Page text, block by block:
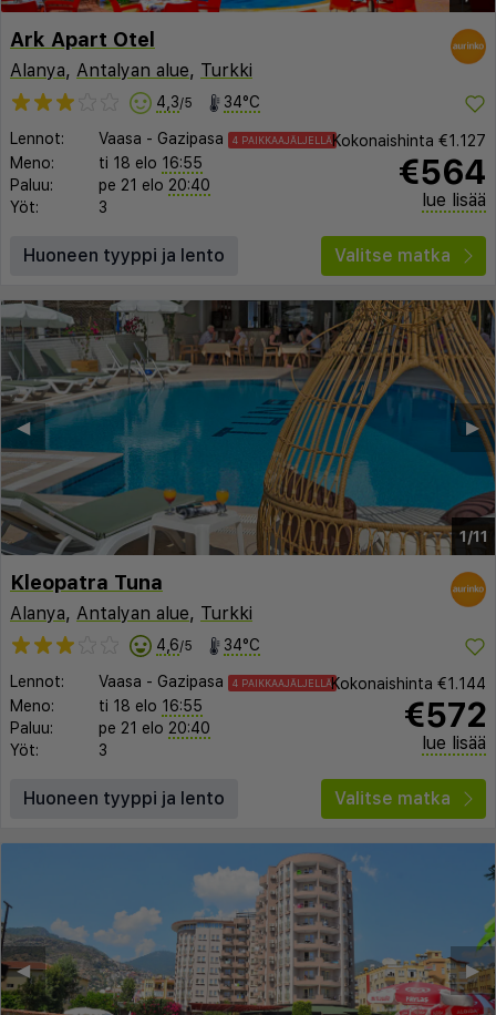
Ark Apart Otel
Alanya, Antalyan alue, Turkki
4,3/5 34°C
Lennot: Vaasa - Gazipasa 4 PAIKKAAJÄLJELLÄ
Meno: ti 18 elo 16:55
Paluu:
pe 21 elo 20:40
Yöt:
3
Kokonaishinta €1.127
€564
lue lisää
Huoneen tyyppi ja lento Valitse matka
1/11
▶︎
◀︎
Kleopatra Tuna
Alanya, Antalyan alue, Turkki
4,6/5 34°C
Lennot: Vaasa - Gazipasa 4 PAIKKAAJÄLJELLÄ
Meno: ti 18 elo 16:55
Paluu:
pe 21 elo 20:40
Yöt:
3
Kokonaishinta €1.144
€572
lue lisää
Huoneen tyyppi ja lento Valitse matka
▶︎
◀︎